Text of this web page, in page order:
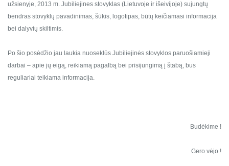
užsienyje, 2013 m. Jubiliejines stovyklas (Lietuvoje ir išeivijoje) sujungtų
bendras stovyklų pavadinimas, šūkis, logotipas, būtų keičiamasi informacija
bei dalyvių skiltimis.
Po šio posėdžio jau laukia nuoseklūs Jubiliejinės stovyklos paruošiamieji
darbai – apie jų eigą, reikiamą pagalbą bei prisijungimą į štabą, bus
reguliariai teikiama informacija.
Budėkime !
Gero vėjo !